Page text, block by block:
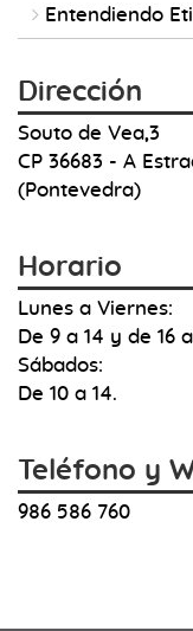
Entendiendo
Dirección
Souto de Vea,3
CP 36683 - A
(Pontevedra)
Horario
Lunes a Viernes:
De 9 a 14 y de 16
Sábados:
De 10 a 14.
Teléfono y
986 586 760